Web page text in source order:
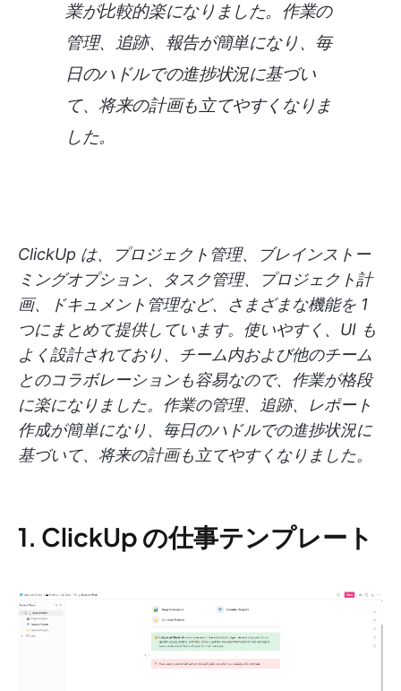
業が比較的楽になりました。作業の
管理、追跡、報告が簡単になり、毎
日のハドルでの進捗状況に基づい
て、将来の計画も立てやすくなりま
した。
ClickUp は、プロジェクト管理、ブレインストー
ミングオプション、タスク管理、プロジェクト計
画、ドキュメント管理など、さまざまな機能を 1
つにまとめて提供しています。使いやすく、UI も
よく設計されており、チーム内および他のチーム
とのコラボレーションも容易なので、作業が格段
に楽になりました。作業の管理、追跡、レポート
作成が簡単になり、毎日のハドルでの進捗状況に
基づいて、将来の計画も立てやすくなりました。
1. ClickUp の仕事テンプレート